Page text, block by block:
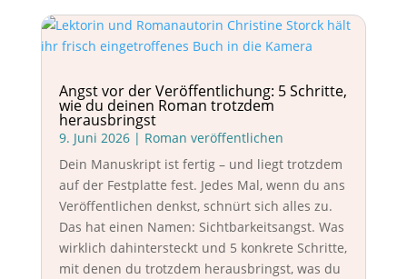
Angst vor der Veröffentlichung: 5 Schritte,
wie du deinen Roman trotzdem
herausbringst
9. Juni 2026| Roman veröffentlichen
Dein Manuskript ist fertig – und liegt trotzdem
auf der Festplatte fest. Jedes Mal, wenn du ans
Veröffentlichen denkst, schnürt sich alles zu.
Das hat einen Namen: Sichtbarkeitsangst. Was
wirklich dahintersteckt und 5 konkrete Schritte,
mit denen du trotzdem herausbringst, was du